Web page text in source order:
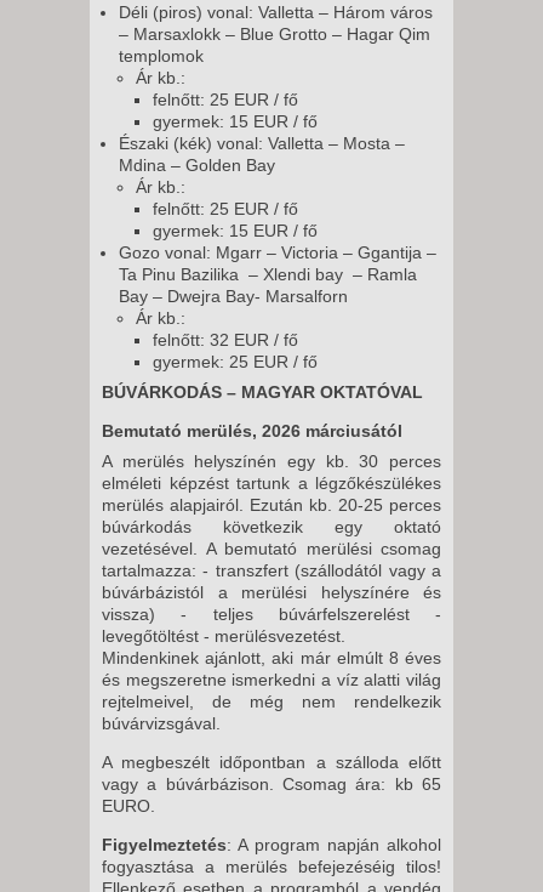
Déli (piros) vonal: Valletta – Három város
– Marsaxlokk – Blue Grotto – Hagar Qim
templomok
Ár kb.:
felnőtt: 25 EUR / fő
gyermek: 15 EUR / fő
Északi (kék) vonal: Valletta – Mosta –
Mdina – Golden Bay
Ár kb.:
felnőtt: 25 EUR / fő
gyermek: 15 EUR / fő
Gozo vonal: Mgarr – Victoria – Ggantija –
Ta Pinu Bazilika – Xlendi bay – Ramla
Bay – Dwejra Bay- Marsalforn
Ár kb.:
felnőtt: 32 EUR / fő
gyermek: 25 EUR / fő
BÚVÁRKODÁS – MAGYAR OKTATÓVAL
Bemutató merülés, 2026 márciusától
A merülés helyszínén egy kb. 30 perces
elméleti képzést tartunk a légzőkészülékes
merülés alapjairól. Ezután kb. 20-25 perces
búvárkodás következik egy oktató
vezetésével. A bemutató merülési csomag
tartalmazza: - transzfert (szállodától vagy a
búvárbázistól a merülési helyszínére és
vissza) - teljes búvárfelszerelést -
levegőtöltést - merülésvezetést.
Mindenkinek ajánlott, aki már elmúlt 8 éves
és megszeretne ismerkedni a víz alatti világ
rejtelmeivel, de még nem rendelkezik
búvárvizsgával.
A megbeszélt időpontban a szálloda előtt
vagy a búvárbázison. Csomag ára: kb 65
EURO.
Figyelmeztetés: A program napján alkohol
fogyasztása a merülés befejezéséig tilos!